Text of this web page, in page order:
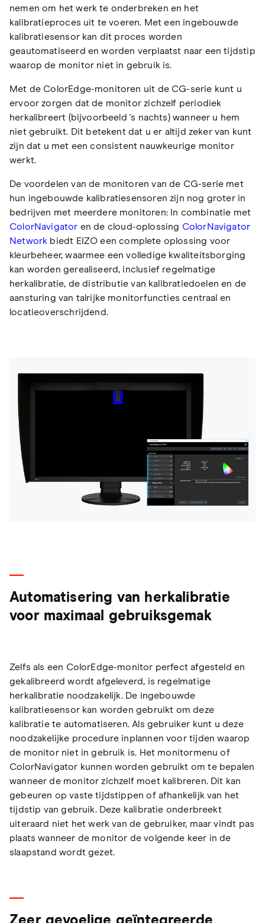
nemen om het werk te onderbreken en het
kalibratieproces uit te voeren. Met een ingebouwde
kalibratiesensor kan dit proces worden
geautomatiseerd en worden verplaatst naar een tijdstip
waarop de monitor niet in gebruik is.
Met de ColorEdge-monitoren uit de CG-serie kunt u
ervoor zorgen dat de monitor zichzelf periodiek
herkalibreert (bijvoorbeeld 's nachts) wanneer u hem
niet gebruikt. Dit betekent dat u er altijd zeker van kunt
zijn dat u met een consistent nauwkeurige monitor
werkt.
De voordelen van de monitoren van de CG-serie met
hun ingebouwde kalibratiesensoren zijn nog groter in
bedrijven met meerdere monitoren: In combinatie met
ColorNavigator en de cloud-oplossing ColorNavigator
Network biedt EIZO een complete oplossing voor
kleurbeheer, waarmee een volledige kwaliteitsborging
kan worden gerealiseerd, inclusief regelmatige
herkalibratie, de distributie van kalibratiedoelen en de
aansturing van talrijke monitorfuncties centraal en
locatieoverschrijdend.
Automatisering van herkalibratie
voor maximaal gebruiksgemak
Zelfs als een ColorEdge-monitor perfect afgesteld en
gekalibreerd wordt afgeleverd, is regelmatige
herkalibratie noodzakelijk. De ingebouwde
kalibratiesensor kan worden gebruikt om deze
kalibratie te automatiseren. Als gebruiker kunt u deze
noodzakelijke procedure inplannen voor tijden waarop
de monitor niet in gebruik is. Het monitormenu of
ColorNavigator kunnen worden gebruikt om te bepalen
wanneer de monitor zichzelf moet kalibreren. Dit kan
gebeuren op vaste tijdstippen of afhankelijk van het
tijdstip van gebruik. Deze kalibratie onderbreekt
uiteraard niet het werk van de gebruiker, maar vindt pas
plaats wanneer de monitor de volgende keer in de
slaapstand wordt gezet.